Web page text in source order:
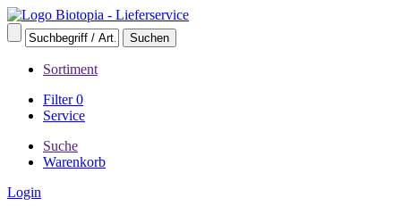
Sortiment
Filter0
Service
Suche
Warenkorb
Login